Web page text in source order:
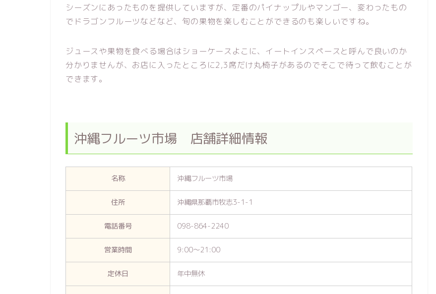
シーズンにあったものを提供していますが、定番のパイナップルやマンゴー、変わったもの
でドラゴンフルーツなどなど、旬の果物を楽しむことができるのも楽しいですね。
ジュースや果物を食べる場合はショーケースよこに、イートインスペースと呼んで良いのか
分かりませんが、お店に入ったところに2,3席だけ丸椅子があるのでそこで待って飲むことが
できます。
沖縄フルーツ市場 店舗詳細情報
名称 沖縄フルーツ市場
住所 沖縄県那覇市牧志3-1-1
電話番号 098-864-2240
営業時間 9:00～21:00
定休日 年中無休